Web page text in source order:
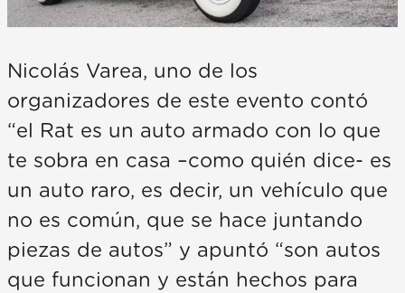
Nicolás Varea, uno de los
organizadores de este evento contó
“el Rat es un auto armado con lo que
te sobra en casa –como quién dice- es
un auto raro, es decir, un vehículo que
no es común, que se hace juntando
piezas de autos” y apuntó “son autos
que funcionan y están hechos para